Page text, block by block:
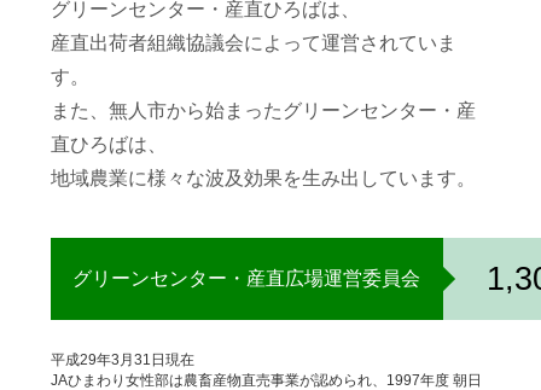
グリーンセンター・産直ひろばは、
産直出荷者組織協議会によって運営されていま
す。
また、無人市から始まったグリーンセンター・産
直ひろばは、
地域農業に様々な波及効果を生み出しています。
グリーンセンター・産直広場運営委員会
平成29年3月31日現在
JAひまわり女性部は農畜産物直売事業が認められ、1997年度 朝日